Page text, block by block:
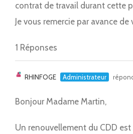
contrat de travail durant cette
Je vous remercie par avance
1 Réponses
RHINFOGE Administrateur
Bonjour Madame Martin,
Un renouvellement du CDD est